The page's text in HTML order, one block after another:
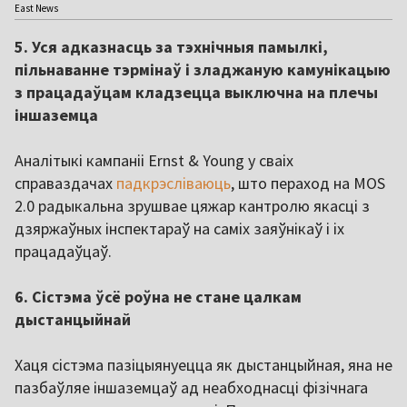
East News
5. Уся адказнасць за тэхнічныя памылкі,
пільнаванне тэрмінаў і зладжаную камунікацыю
з працадаўцам кладзецца выключна на плечы
іншаземца
Аналітыкі кампаніі Ernst & Young у сваіх
справаздачах падкрэсліваюць, што пераход на MOS
2.0 радыкальна зрушвае цяжар кантролю якасці з
дзяржаўных інспектараў на саміх заяўнікаў і іх
працадаўцаў.
6. Сістэма ўсё роўна не стане цалкам
дыстанцыйнай
Хаця сістэма пазіцыянуецца як дыстанцыйная, яна не
пазбаўляе іншаземцаў ад неабходнасці фізічнага